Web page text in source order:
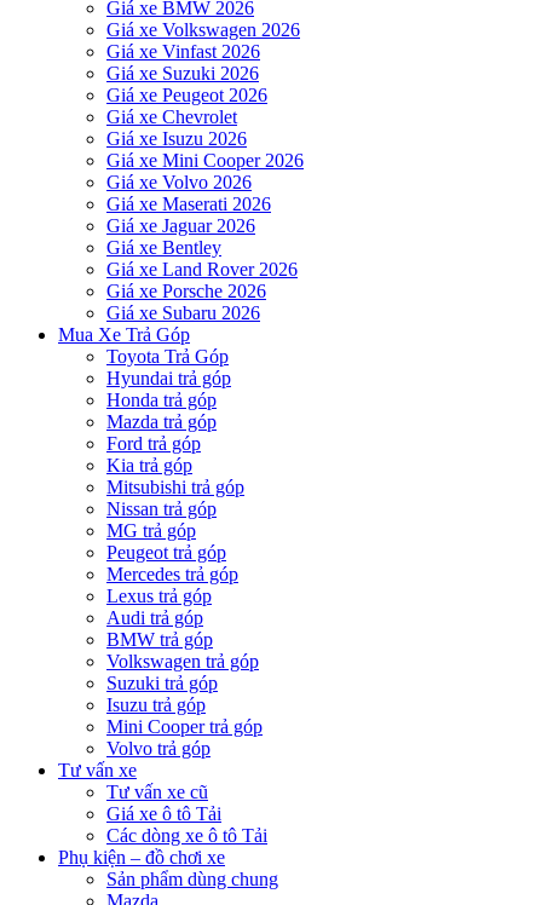
Giá xe BMW 2026
Giá xe Volkswagen 2026
Giá xe Vinfast 2026
Giá xe Suzuki 2026
Giá xe Peugeot 2026
Giá xe Chevrolet
Giá xe Isuzu 2026
Giá xe Mini Cooper 2026
Giá xe Volvo 2026
Giá xe Maserati 2026
Giá xe Jaguar 2026
Giá xe Bentley
Giá xe Land Rover 2026
Giá xe Porsche 2026
Giá xe Subaru 2026
Mua Xe Trả Góp
Toyota Trả Góp
Hyundai trả góp
Honda trả góp
Mazda trả góp
Ford trả góp
Kia trả góp
Mitsubishi trả góp
Nissan trả góp
MG trả góp
Peugeot trả góp
Mercedes trả góp
Lexus trả góp
Audi trả góp
BMW trả góp
Volkswagen trả góp
Suzuki trả góp
Isuzu trả góp
Mini Cooper trả góp
Volvo trả góp
Tư vấn xe
Tư vấn xe cũ
Giá xe ô tô Tải
Các dòng xe ô tô Tải
Phụ kiện – đồ chơi xe
Sản phẩm dùng chung
Mazda